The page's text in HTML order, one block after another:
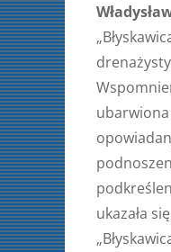
ukazała